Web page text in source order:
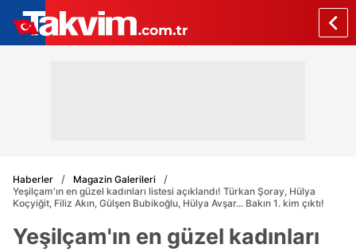
Haberler
Magazin Galerileri
Yeşilçam'ın en güzel kadınları listesi açıklandı! Türkan Şoray, Hülya
Koçyiğit, Filiz Akın, Gülşen Bubikoğlu, Hülya Avşar... Bakın 1. kim çıktı!
Yeşilçam'ın en güzel kadınları